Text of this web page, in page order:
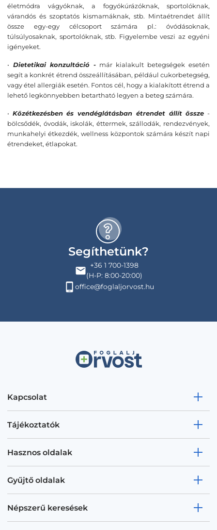
életmódra vágyóknak, a fogyókúrázóknak, sportolóknak,
várandós és szoptatós kismamáknak, stb. Mintaétrendet állít
össze egy-egy célcsoport számára pl.: óvódásoknak,
túlsúlyosaknak, sportolóknak, stb. Figyelembe veszi az egyéni
igényeket.
• Dietetikai konzultáció - már kialakult betegségek esetén
segít a konkrét étrend összeállításában, például cukorbetegség,
vagy étel allergiák esetén. Fontos cél, hogy a kialakított étrend a
lehető legkönnyebben betartható legyen a beteg számára.
• Közétkezésben és vendéglátásban étrendet állít össze -
bölcsődék, óvodák, iskolák, éttermek, szállodák, rendezvények,
munkahelyi étkezdék, wellness központok számára készít napi
étrendeket, étlapokat.
Segíthetünk?
+36 1 700-1398
(H-P: 8:00-20:00)
office@foglaljorvost.hu
Kapcsolat
Tájékoztatók
Hasznos oldalak
Gyűjtő oldalak
Népszerű keresések